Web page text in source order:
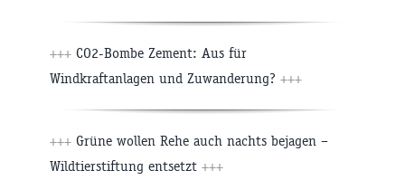
+++ CO2-Bombe Zement: Aus für
Windkraftanlagen und Zuwanderung? +++
+++ Grüne wollen Rehe auch nachts bejagen –
Wildtierstiftung entsetzt +++